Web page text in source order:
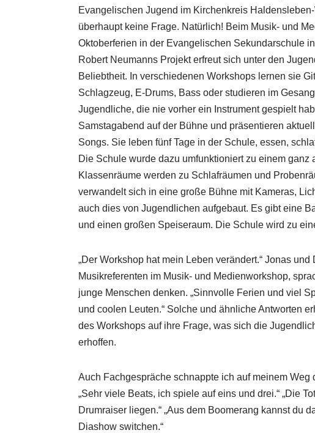
Evangelischen Jugend im Kirchenkreis
überhaupt keine Frage. Natürlich! Beim Musik- und
Oktoberferien in der Evangelischen Sekundarschule
Robert Neumanns Projekt erfreut sich unter den
Beliebtheit. In verschiedenen Workshops lernen sie
Schlagzeug, E-Drums, Bass oder studieren im
Jugendliche, die nie vorher ein Instrument gespielt
Samstagabend auf der Bühne und präsentieren
Songs. Sie leben fünf Tage in der Schule, essen,
Die Schule wurde dazu umfunktioniert zu einem ganz
Klassenräume werden zu Schlafräumen und
verwandelt sich in eine große Bühne mit Kameras,
auch dies von Jugendlichen aufgebaut. Es gibt eine
und einen großen Speiseraum. Die Schule wird zu
„Der Workshop hat mein Leben verändert.“ Jonas und
Musikreferenten im Musik- und Medienworkshop,
junge Menschen denken. „Sinnvolle Ferien und viel
und coolen Leuten.“ Solche und ähnliche Antworten
des Workshops auf ihre Frage, was sich die
erhoffen.
Auch Fachgespräche schnappte ich auf meinem Weg
„Sehr viele Beats, ich spiele auf eins und drei.“ „Die
Drumraiser liegen.“ „Aus dem Boomerang kannst du
Diashow switchen.“